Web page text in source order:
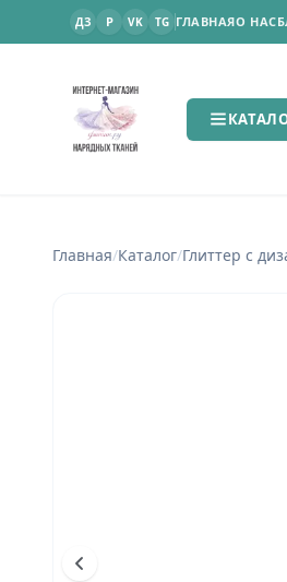
ДЗ P VK TG ГЛАВНАЯО НАС
Главная/Каталог/Глиттер с